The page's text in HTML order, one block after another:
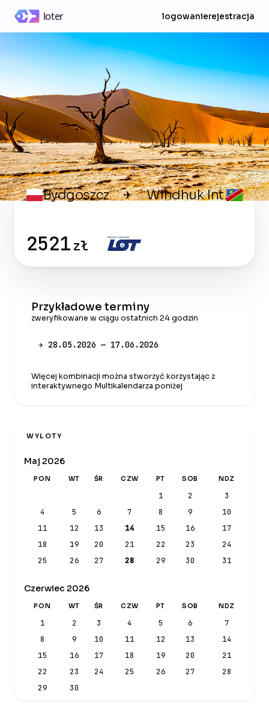
logowanierejestracja
Bydgoszcz ✈ Windhuk Int.
2521 zł
Przykładowe terminy
zweryfikowane w ciągu ostatnich 24 godzin
✈ 28.05.2026 — 17.06.2026
Więcej kombinacji można stworzyć korzystając z
interaktywnego Multikalendarza poniżej
WYLOTY
Maj 2026
PON WT ŚR CZW PT SOB NDZ
1 2
3
4
5 6 7 8 9
10
11
12 13 14 15 16
17
18
19 20 21 22 23
24
25
26 27 28 29 30 31
Czerwiec 2026
PON WT ŚR CZW PT SOB NDZ
1 2 3 4 5 6
7
8
9 10 11 12 13
14
15
16 17 18 19 20
21
22
23 24 25 26 27
28
29
30